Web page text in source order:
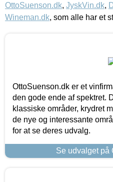
OttoSuenson.dk, JyskVin.dk,
Wineman.dk, som alle har et
OttoSuenson.dk er et
den gode ende af spektret.
klassiske områder, krydret
de nye og interessante
for at se deres udvalg.
Se udvalget på